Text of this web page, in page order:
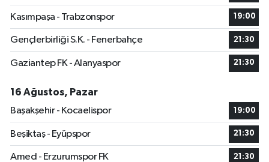
Kasımpaşa - Trabzonspor 19:00
Gençlerbirliği S.K. - Fenerbahçe 21:30
Gaziantep FK - Alanyaspor 21:30
16 Ağustos, Pazar
Başakşehir - Kocaelispor
19:00
Beşiktaş - Eyüpspor 21:30
Amed - Erzurumspor FK 21:30